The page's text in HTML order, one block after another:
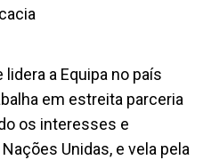
a Equipa no país
em estreita parceria
os interesses e
Unidas, e vela pela